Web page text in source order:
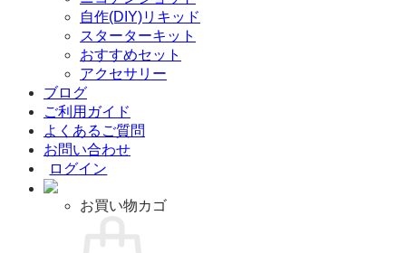
自作(DIY)リキッド
スターターキット
おすすめセット
アクセサリー
ブログ
ご利用ガイド
よくあるご質問
お問い合わせ
ログイン
お買い物カゴ